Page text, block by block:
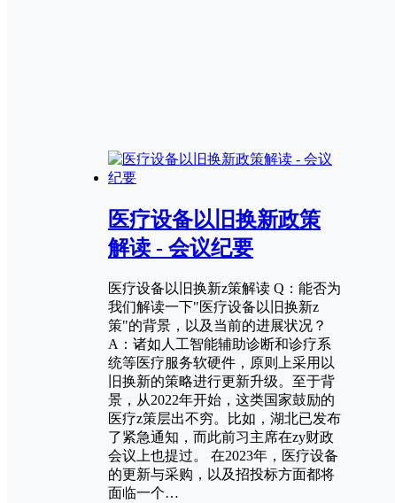
医疗设备以旧换新政策
解读 - 会议纪要
医疗设备以旧换新z策解读 Q：能否为
我们解读一下"医疗设备以旧换新z
策"的背景，以及当前的进展状况？
A：诸如人工智能辅助诊断和诊疗系
统等医疗服务软硬件，原则上采用以
旧换新的策略进行更新升级。至于背
景，从2022年开始，这类国家鼓励的
医疗z策层出不穷。比如，湖北已发布
了紧急通知，而此前习主席在zy财政
会议上也提过。 在2023年，医疗设备
的更新与采购，以及招投标方面都将
面临一个…